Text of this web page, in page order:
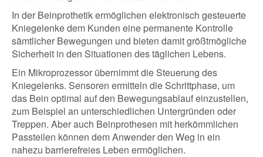
In der Beinprothetik ermöglichen elektronisch gesteuerte
Kniegelenke dem Kunden eine permanente Kontrolle
sämtlicher Bewegungen und bieten damit größtmögliche
Sicherheit in den Situationen des täglichen Lebens.
Ein Mikroprozessor übernimmt die Steuerung des
Kniegelenks. Sensoren ermitteln die Schrittphase, um
das Bein optimal auf den Bewegungsablauf einzustellen,
zum Beispiel an unterschiedlichen Untergründen oder
Treppen. Aber auch Beinprothesen mit herkömmlichen
Passteilen können dem Anwender den Weg in ein
nahezu barrierefreies Leben ermöglichen.